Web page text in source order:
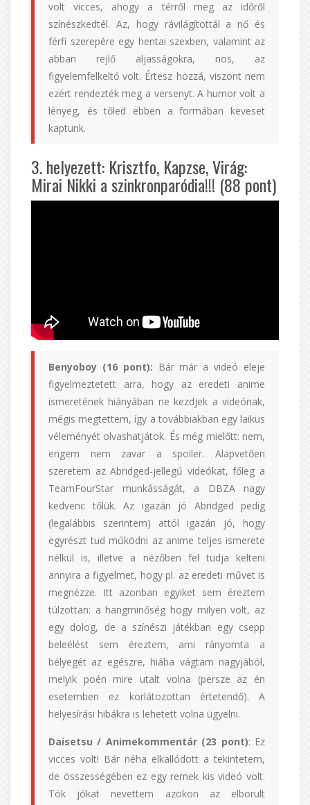
volt vicces, ahogy a térről meg az időről
színészkedtél. Az, hogy rávilágítottál a nő és
férfi szerepére egy hentai szexben, valamint az
abban rejlő aljasságokra, nos, az
figyelemfelkeltő volt. Értesz hozzá, viszont nem
ezért rendezték meg a versenyt. A humor volt a
lényeg, és tőled ebben a formában keveset
kaptunk.
3. helyezett: Krisztfo, Kapzse, Virág:
Mirai Nikki a szinkronparódia!!! (88 pont)
Benyoboy (16 pont): Bár már a videó eleje
figyelmeztetett arra, hogy az eredeti anime
ismeretének hiányában ne kezdjek a videónak,
mégis megtettem, így a továbbiakban egy laikus
véleményét olvashatjátok. És még mielőtt: nem,
engem nem zavar a spoiler. Alapvetően
szeretem az Abridged-jellegű videókat, főleg a
TeamFourStar munkásságát, a DBZA nagy
kedvenc tőlük. Az igazán jó Abridged pedig
(legalábbis szerintem) attól igazán jó, hogy
egyrészt tud működni az anime teljes ismerete
nélkül is, illetve a nézőben fel tudja kelteni
annyira a figyelmet, hogy pl. az eredeti művet is
megnézze. Itt azonban egyiket sem éreztem
túlzottan: a hangminőség hogy milyen volt, az
egy dolog, de a színészi játékban egy csepp
beleélést sem éreztem, ami rányomta a
bélyegét az egészre, hiába vágtam nagyjából,
melyik poén mire utalt volna (persze az én
esetemben ez korlátozottan értetendő). A
helyesírási hibákra is lehetett volna ügyelni.
Daisetsu / Animekommentár (23 pont): Ez
vicces volt! Bár néha elkallódott a tekintetem,
de összességében ez egy remek kis videó volt.
Tök jókat nevettem azokon az elborult